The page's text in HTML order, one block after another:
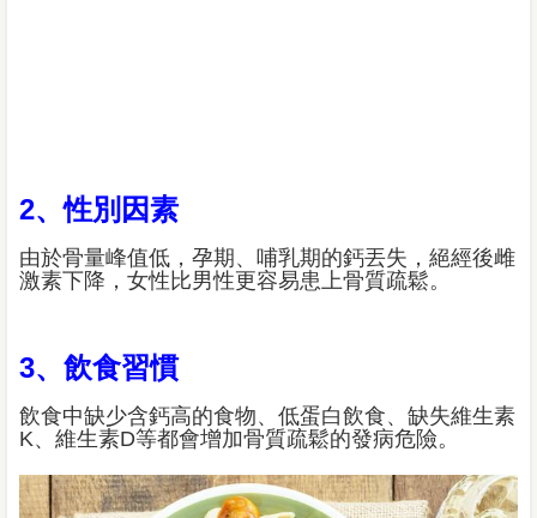
2、性別因素
由於骨量峰值低，孕期、哺乳期的鈣丟失，絕經後雌
激素下降，女性比男性更容易患上骨質疏鬆。
3、飲食習慣
飲食中缺少含鈣高的食物、低蛋白飲食、缺失維生素
K、維生素D等都會增加骨質疏鬆的發病危險。